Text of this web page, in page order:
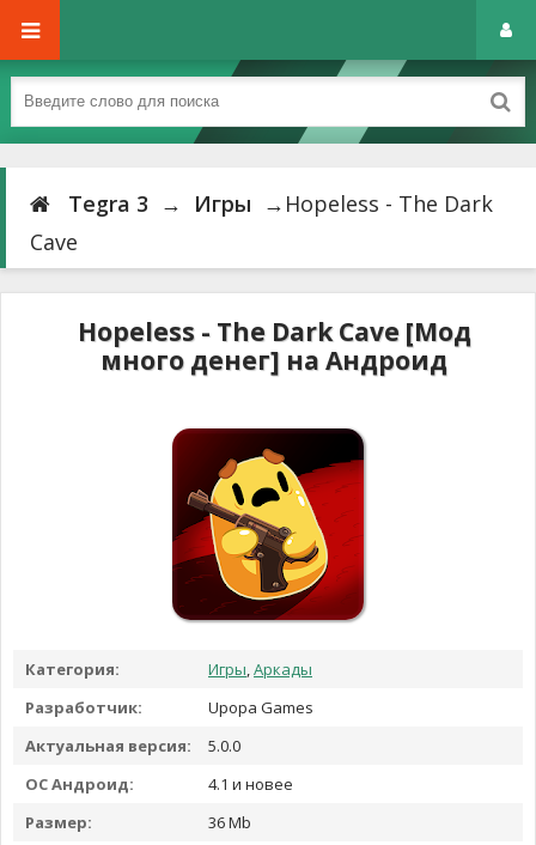
Tegra 3 → Игры →Hopeless - The Dark
Cave
Hopeless - The Dark Cave [Мод
много денег] на Андроид
Категория: Игры,Аркады
Разработчик:
Upopa Games
Актуальная версия:
5.0.0
ОС Андроид:
4.1 и новее
Размер:
36 Mb